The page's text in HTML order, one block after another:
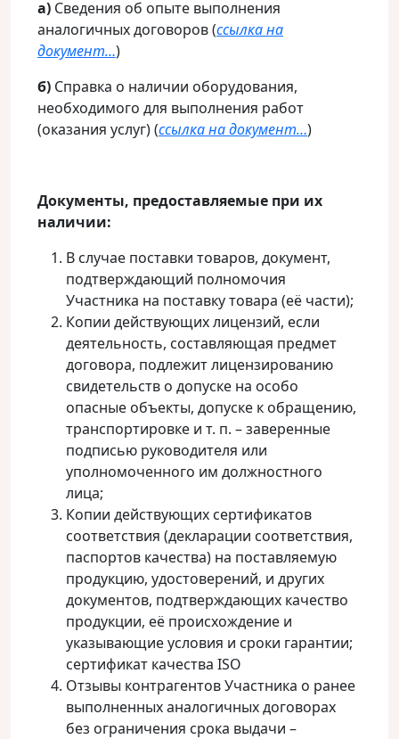
а) Сведения об опыте выполнения
аналогичных договоров (ссылка на
документ…)
б) Справка о наличии оборудования,
необходимого для выполнения работ
(оказания услуг) (ссылка на документ…)
Документы, предоставляемые при их
наличии:
В случае поставки товаров, документ,
подтверждающий полномочия
Участника на поставку товара (её части);
Копии действующих лицензий, если
деятельность, составляющая предмет
договора, подлежит лицензированию
свидетельств о допуске на особо
опасные объекты, допуске к обращению,
транспортировке и т. п. – заверенные
подписью руководителя или
уполномоченного им должностного
лица;
Копии действующих сертификатов
соответствия (декларации соответствия,
паспортов качества) на поставляемую
продукцию, удостоверений, и других
документов, подтверждающих качество
продукции, её происхождение и
указывающие условия и сроки гарантии;
сертификат качества ISO
Отзывы контрагентов Участника о ранее
выполненных аналогичных договорах
без ограничения срока выдачи –